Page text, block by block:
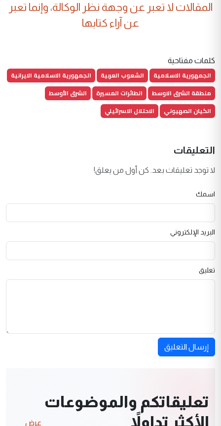
المقالات لا تعبر عن وجهة نظر الوكالة، وإنما تعبر
عن آراء كتابها
كلمات مفتاحية
الجمهورية الاسلامية الشعوب العربية
الجمهورية الاسلامية الايرانية
منطقة الشرق الاوسط
الطائرات المسيرة
الشرق الأوسط
الكيان الصهيوني
الاحتلال الاسرائيلي
التعليقات
لا توجد تعليقات بعد. كن أول من يعلق!
اسمك
البريد الإلكتروني
تعليق
إرسال التعليق
تعليقاتكم والموضوعات
الأكثر تداولاً
عرض